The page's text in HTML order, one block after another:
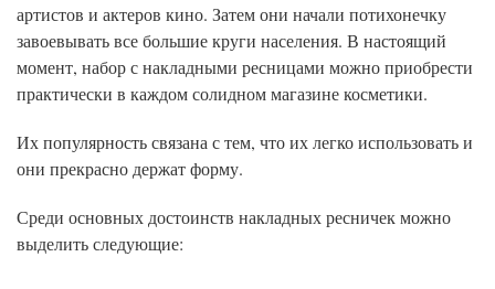
артистов и актеров кино. Затем они начали потихонечку
завоевывать все большие круги населения. В настоящий
момент, набор с накладными ресницами можно приобрести
практически в каждом солидном магазине косметики.
Их популярность связана с тем, что их легко использовать и
они прекрасно держат форму.
Среди основных достоинств накладных ресничек можно
выделить следующие: